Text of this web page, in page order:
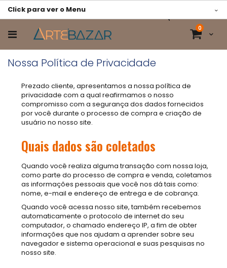
Pular
para
o
conteúdo
Cart
0itens
Nossa Política de Privacidade
Click para ver o Menu
Prezado cliente, apresentamos a nossa política de
privacidade com a qual reafirmamos o nosso
compromisso com a segurança dos dados fornecidos
por você durante o processo de compra e criação de
usuário no nosso site.
Quais dados são coletados
Quando você realiza alguma transação com nossa loja,
como parte do processo de compra e venda, coletamos
as informações pessoais que você nos dá tais como:
nome, e-mail e endereço de entrega e de cobrança.
Quando você acessa nosso site, também recebemos
automaticamente o protocolo de internet do seu
computador, o chamado endereço IP, a fim de obter
informações que nos ajudam a aprender sobre seu
navegador e sistema operacional e suas pesquisas no
nosso site.